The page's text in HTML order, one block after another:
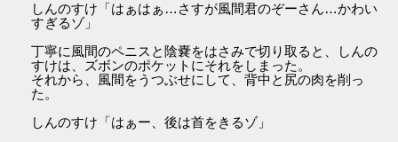
しんのすけ「はぁはぁ…さすが風間君のぞーさん…かわい
すぎるゾ」
丁寧に風間のペニスと陰嚢をはさみで切り取ると、しんの
すけは、ズボンのポケットにそれをしまった。
それから、風間をうつぶせにして、背中と尻の肉を削っ
た。
しんのすけ「はぁー、後は首をきるゾ」